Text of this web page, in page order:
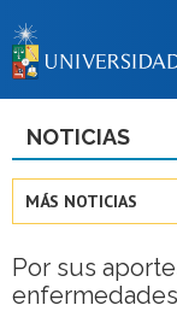
NOTICIAS
MÁS NOTICIAS
Por sus